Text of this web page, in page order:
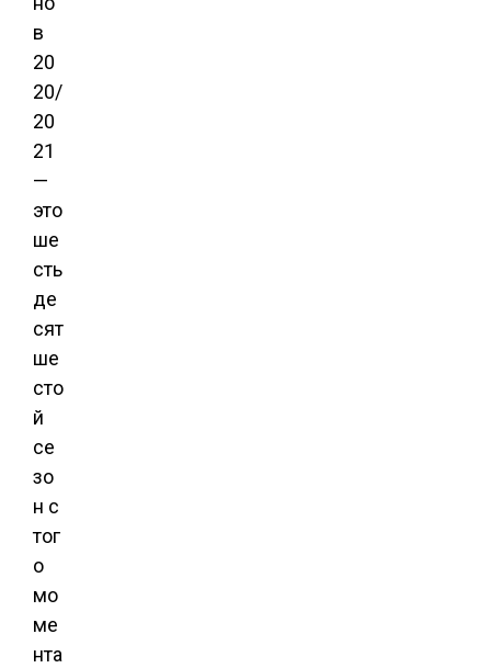
в
20
20/
20
21
—
это
ше
сть
де
сят
ше
сто
й
се
зо
н с
тог
о
мо
ме
нта